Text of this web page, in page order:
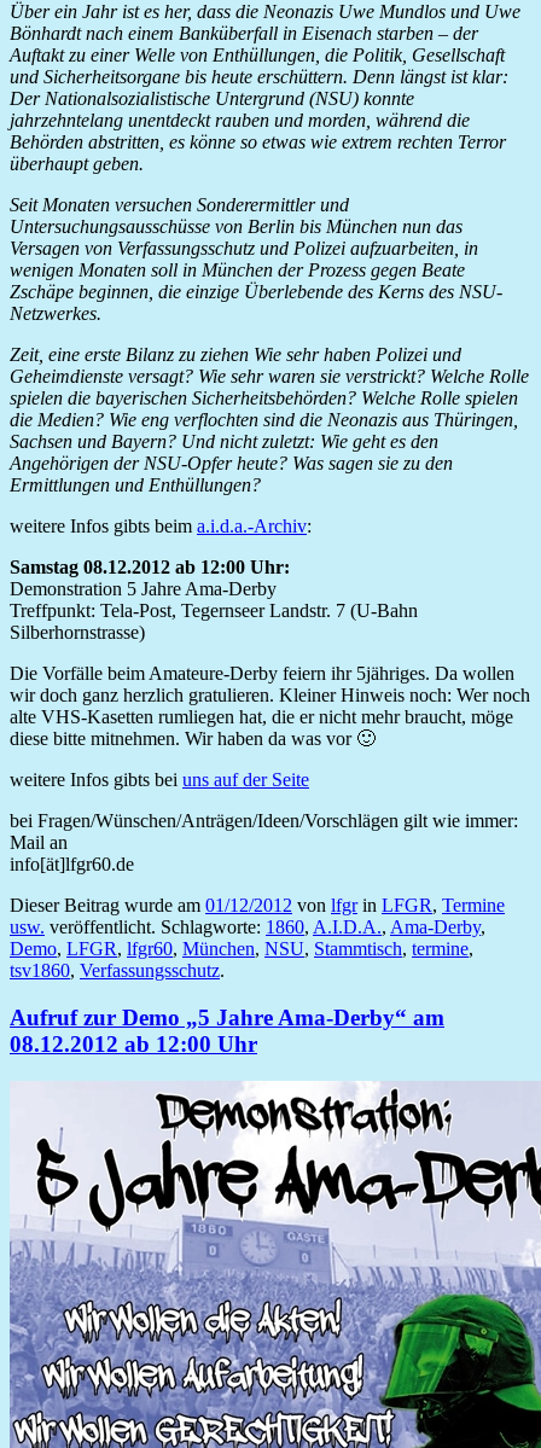
Über ein Jahr ist es her, dass die Neonazis Uwe Mundlos und Uwe
Bönhardt nach einem Banküberfall in Eisenach starben – der
Auftakt zu einer Welle von Enthüllungen, die Politik, Gesellschaft
und Sicherheitsorgane bis heute erschüttern. Denn längst ist klar:
Der Nationalsozialistische Untergrund (NSU) konnte
jahrzehntelang unentdeckt rauben und morden, während die
Behörden abstritten, es könne so etwas wie extrem rechten Terror
überhaupt geben.
Seit Monaten versuchen Sonderermittler und
Untersuchungsausschüsse von Berlin bis München nun das
Versagen von Verfassungsschutz und Polizei aufzuarbeiten, in
wenigen Monaten soll in München der Prozess gegen Beate
Zschäpe beginnen, die einzige Überlebende des Kerns des NSU-
Netzwerkes.
Zeit, eine erste Bilanz zu ziehen Wie sehr haben Polizei und
Geheimdienste versagt? Wie sehr waren sie verstrickt? Welche Rolle
spielen die bayerischen Sicherheitsbehörden? Welche Rolle spielen
die Medien? Wie eng verflochten sind die Neonazis aus Thüringen,
Sachsen und Bayern? Und nicht zuletzt: Wie geht es den
Angehörigen der NSU-Opfer heute? Was sagen sie zu den
Ermittlungen und Enthüllungen?
weitere Infos gibts beim a.i.d.a.-Archiv:
Samstag 08.12.2012 ab 12:00 Uhr:
Demonstration 5 Jahre Ama-Derby
Treffpunkt: Tela-Post, Tegernseer Landstr. 7 (U-Bahn
Silberhornstrasse)
Die Vorfälle beim Amateure-Derby feiern ihr 5jähriges. Da wollen
wir doch ganz herzlich gratulieren. Kleiner Hinweis noch: Wer noch
alte VHS-Kasetten rumliegen hat, die er nicht mehr braucht, möge
diese bitte mitnehmen. Wir haben da was vor 🙂
weitere Infos gibts bei uns auf der Seite
bei Fragen/Wünschen/Anträgen/Ideen/Vorschlägen gilt wie immer:
Mail an
info[ät]lfgr60.de
Dieser Beitrag wurde am 01/12/2012 von lfgrin LFGR, Termine
usw. veröffentlicht. Schlagworte: 1860, A.I.D.A., Ama-Derby,
Demo, LFGR, lfgr60, München, NSU, Stammtisch, termine,
tsv1860, Verfassungsschutz.
Aufruf zur Demo „5 Jahre Ama-Derby“ am
08.12.2012 ab 12:00 Uhr